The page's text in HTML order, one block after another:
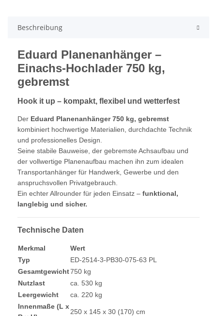
Beschreibung
Eduard Planenanhänger –
Einachs-Hochlader 750 kg,
gebremst
Hook it up – kompakt, flexibel und wetterfest
Der Eduard Planenanhänger 750 kg, gebremst
kombiniert hochwertige Materialien, durchdachte Technik
und professionelles Design.
Seine stabile Bauweise, der gebremste Achsaufbau und
der vollwertige Planenaufbau machen ihn zum idealen
Transportanhänger für Handwerk, Gewerbe und den
anspruchsvollen Privatgebrauch.
Ein echter Allrounder für jeden Einsatz – funktional,
langlebig und sicher.
Technische Daten
Merkmal
Wert
Typ
ED-2514-3-PB30-075-63 PL
Gesamtgewicht750 kg
Nutzlast
ca. 530 kg
Leergewicht
ca. 220 kg
Innenmaße (L x
250 x 145 x 30 (170) cm